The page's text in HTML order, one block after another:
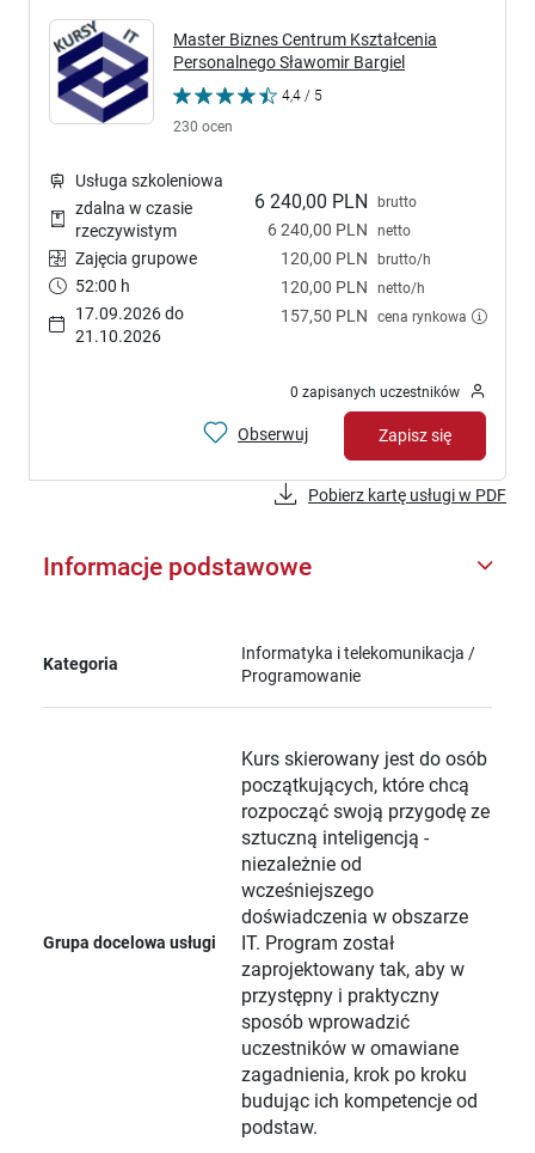
Master Biznes Centrum Kształcenia
Personalnego Sławomir Bargiel
4,4 / 5
230 ocen
6 240,00 PLN brutto
6 240,00 PLN netto
120,00 PLN brutto/h
120,00 PLN netto/h
157,50 PLN cena rynkowa
Usługa szkoleniowa
zdalna w czasie
rzeczywistym
Zajęcia grupowe
52:00 h
17.09.2026 do
21.10.2026
0 zapisanych uczestników
Obserwuj Zapisz się
Pobierz kartę usługi w PDF
Informacje podstawowe
Kategoria
Informatyka i telekomunikacja /
Programowanie
Grupa docelowa usługi
Kurs skierowany jest do osób
początkujących, które chcą
rozpocząć swoją przygodę ze
sztuczną inteligencją -
niezależnie od
wcześniejszego
doświadczenia w obszarze
IT. Program został
zaprojektowany tak, aby w
przystępny i praktyczny
sposób wprowadzić
uczestników w omawiane
zagadnienia, krok po kroku
budując ich kompetencje od
podstaw.